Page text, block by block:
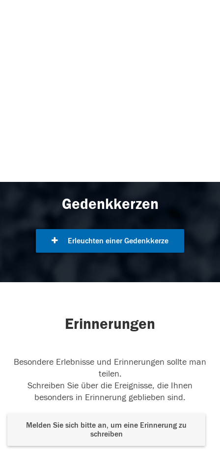
Gedenkkerzen
Erleuchten einer Gedenkkerze
Erinnerungen
Besondere Erlebnisse und Erinnerungen sollte man
teilen.
Schreiben Sie über die Ereignisse, die Ihnen
besonders in Erinnerung geblieben sind.
Melden Sie sich bitte an, um eine Erinnerung zu
schreiben